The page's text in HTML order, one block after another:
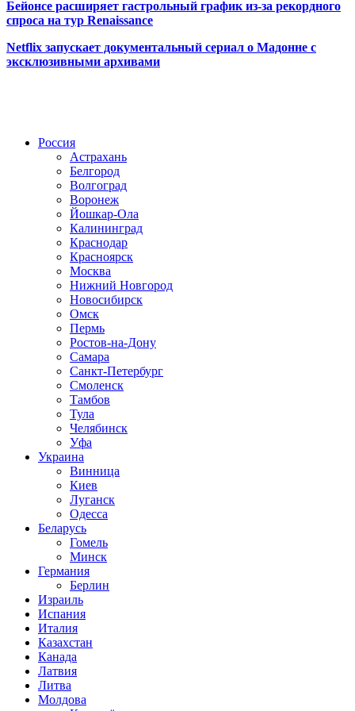
Бейонсе расширяет гастрольный график из-за рекордного
спроса на тур Renaissance
Netflix запускает документальный сериал о Мадонне с
эксклюзивными архивами
Россия
Астрахань
Белгород
Волгоград
Воронеж
Йошкар-Ола
Калининград
Краснодар
Красноярск
Москва
Нижний Новгород
Новосибирск
Омск
Пермь
Ростов-на-Дону
Самара
Санкт-Петербург
Смоленск
Тамбов
Тула
Челябинск
Уфа
Украина
Винница
Киев
Луганск
Одесса
Беларусь
Гомель
Минск
Германия
Берлин
Израиль
Испания
Италия
Казахстан
Канада
Латвия
Литва
Молдова